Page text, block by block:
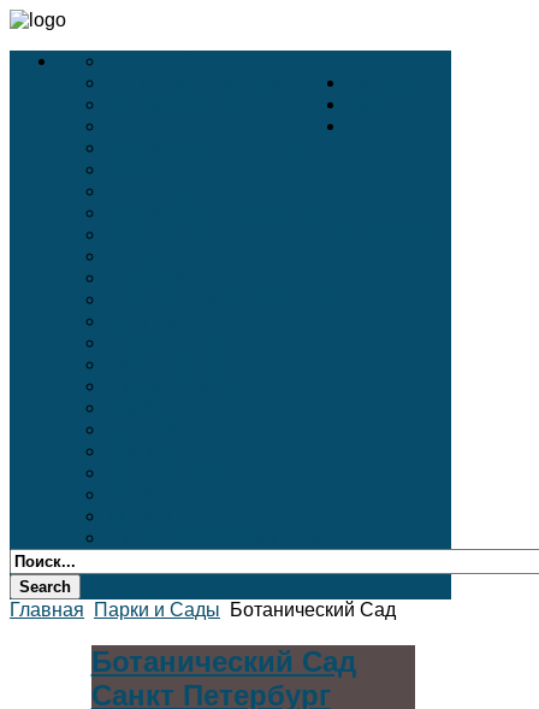
VIP-Услуги в Аэропортах
Главная Парки и Сады Ботанический Сад
Ботанический Сад
Санкт Петербург